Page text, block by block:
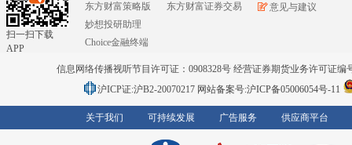
扫一扫下载
APP
东方财富策略版
妙想投研助理
Choice金融终端
东方财富证券交易
意见与建议
信息网络传播视听节目许可证：0908328号 经营证券期货业务许可证编
沪ICP证:沪B2-20070217 网站备案号:沪ICP备05006054号-11
关于我们 可持续发展 广告服务 供应商平台